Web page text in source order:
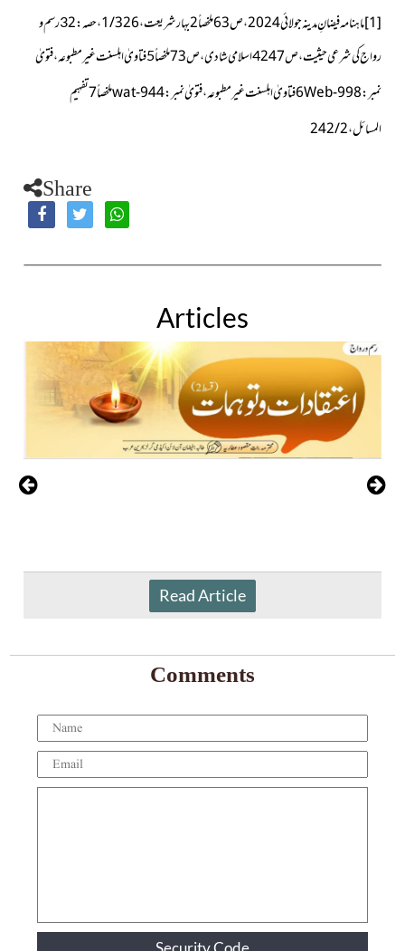
[1]ماہنامہ فیضانِ مدینہ جولائی 2024،ص63ملخصاً 2بہار شریعت،1/326،حصہ: 2 3رسم و
رواج کی شرعی حیثیت،ص 247
4اسلامی شادی،ص73ملخصاً 5فتاویٰ اہلسنت غیر مطبوعہ،فتویٰ
نمبر:Web-998
6فتاویٰ اہلسنت غیر مطبوعہ،فتویٰ نمبر:wat-944ملخصاً7تفہیم
المسائل،2
/
242
Share
Articles
Read Article
Comments